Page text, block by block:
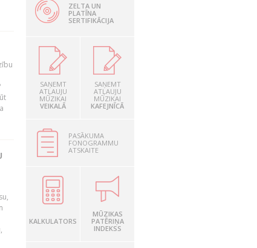
ZELTA UN
PLATĪNA
SERTIFIKĀCIJA
SAŅEMT
ATĻAUJU
MŪZIKAI
VEIKALĀ
SAŅEMT
ATĻAUJU
MŪZIKAI
KAFEJNĪCĀ
PASĀKUMA
FONOGRAMMU
ATSKAITE
KALKULATORS
MŪZIKAS
PATĒRIŅA
INDEKSS